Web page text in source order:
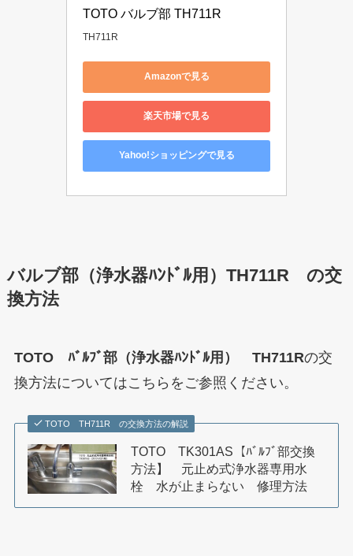
TOTO バルブ部 TH711R
TH711R
Amazonで見る
楽天市場で見る
Yahoo!ショッピングで見る
バルブ部（浄水器ﾊﾝﾄﾞﾙ用）TH711R の交
換方法
TOTO ﾊﾞﾙﾌﾞ部（浄水器ﾊﾝﾄﾞﾙ用） TH711Rの交
換方法についてはこちらをご参照ください。
TOTO TH711R の交換方法の解説
TOTO TK301AS【ﾊﾞﾙﾌﾞ部交換
方法】 元止め式浄水器専用水
栓 水が止まらない 修理方法